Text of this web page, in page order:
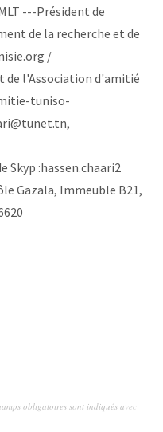
---Président de
de la recherche et de
/
de l'Association d'amitié
tuniso-
:hassen.chaari2
Gazala, Immeuble B21,
obligatoires sont indiqués avec